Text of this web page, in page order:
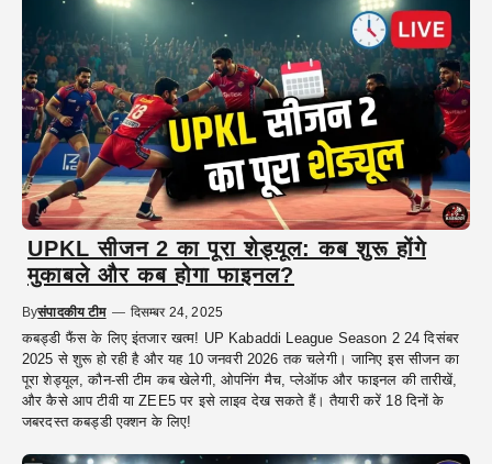
UPKL सीजन 2 का पूरा शेड्यूल: कब शुरू होंगे
मुकाबले और कब होगा फाइनल?
Byसंपादकीय टीम — दिसम्बर 24, 2025
कबड्डी फैंस के लिए इंतजार खत्म! UP Kabaddi League Season 2 24 दिसंबर
2025 से शुरू हो रही है और यह 10 जनवरी 2026 तक चलेगी। जानिए इस सीजन का
पूरा शेड्यूल, कौन-सी टीम कब खेलेगी, ओपनिंग मैच, प्लेऑफ और फाइनल की तारीखें,
और कैसे आप टीवी या ZEE5 पर इसे लाइव देख सकते हैं। तैयारी करें 18 दिनों के
जबरदस्त कबड्डी एक्शन के लिए!